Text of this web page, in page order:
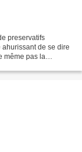
preservatifs
ahurissant de se dire
même pas la